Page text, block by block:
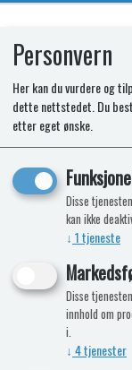
SPARES KIT -
Personvern
Her kan du vurdere og
dette nettstedet. Du
etter eget ønske.
Disse
kan ikke
↓ 1tjeneste
Disse
innhold om
i.
↓ 4tjenester